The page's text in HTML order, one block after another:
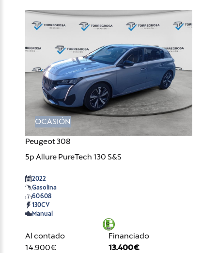
OCASIÓN
Peugeot 308
5p Allure PureTech 130 S&S
2022
Gasolina
60.608
130CV
Manual
Al contado
14.900€
Financiado
13.400€